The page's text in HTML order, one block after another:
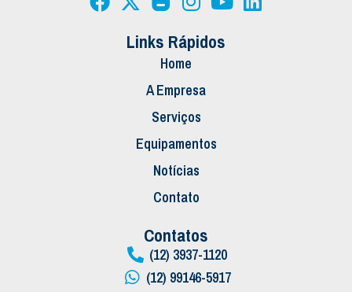
Links Rápidos
Home
A Empresa
Serviços
Equipamentos
Notícias
Contato
Contatos
(12) 3937-1120
(12) 99146-5917